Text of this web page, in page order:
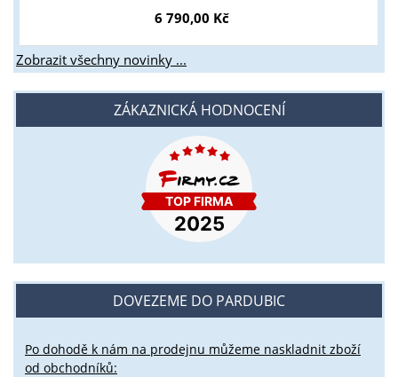
6 790,00 Kč
Zobrazit všechny novinky ...
ZÁKAZNICKÁ HODNOCENÍ
DOVEZEME DO PARDUBIC
Po dohodě k nám na prodejnu můžeme naskladnit zboží
od obchodníků: